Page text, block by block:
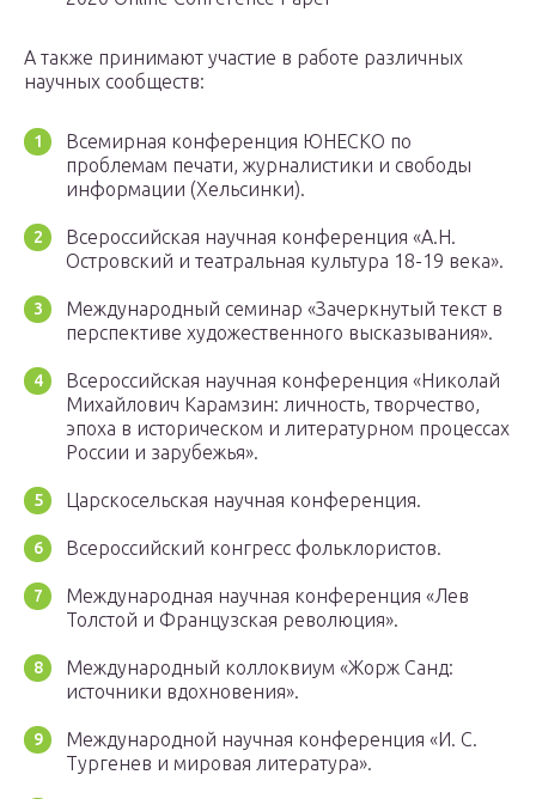
А также принимают участие в работе различных
научных сообществ:
Всемирная конференция ЮНЕСКО по
проблемам печати, журналистики и свободы
информации (Хельсинки).
Всероссийская научная конференция «А.Н.
Островский и театральная культура 18-19 века».
Международный семинар «Зачеркнутый текст в
перспективе художественного высказывания».
Всероссийская научная конференция «Николай
Михайлович Карамзин: личность, творчество,
эпоха в историческом и литературном процессах
России и зарубежья».
Царскосельская научная конференция.
Всероссийский конгресс фольклористов.
Международная научная конференция «Лев
Толстой и Французская революция».
Международный коллоквиум «Жорж Санд:
источники вдохновения».
Международной научная конференция «И. С.
Тургенев и мировая литература».